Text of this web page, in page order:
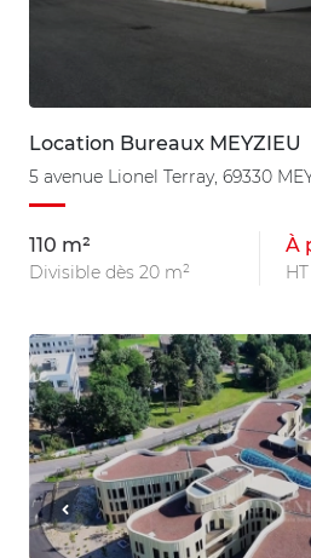
Location Bureaux MEYZIEU
5 avenue Lionel Terray, 69330
110 m²
Divisible dès 20 m²
À